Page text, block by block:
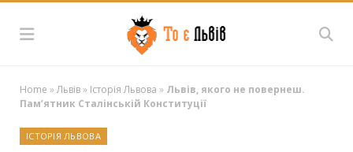
Home »Львів» Історія Львова » Львів, якого не повернеш.
Пам’ятник Сталінській Конституції
ІСТОРІЯ ЛЬВОВА